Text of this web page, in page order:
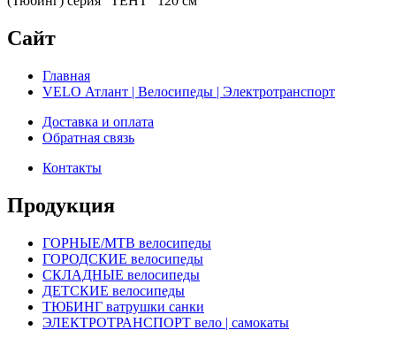
Сайт
Главная
VELO Атлант | Велосипеды | Электротранспорт
Доставка и оплата
Обратная связь
Контакты
Продукция
ГОРНЫЕ/MTB велосипеды
ГОРОДСКИЕ велосипеды
СКЛАДНЫЕ велосипеды
ДЕТСКИЕ велосипеды
ТЮБИНГ ватрушки санки
ЭЛЕКТРОТРАНСПОРТ вело | самокаты